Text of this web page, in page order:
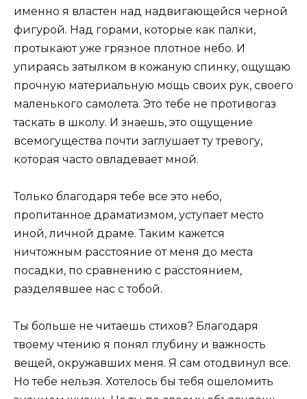
именно я властен над надвигающейся черной
фигурой. Над горами, которые как палки,
протыкают уже грязное плотное небо. И
упираясь затылком в кожаную спинку, ощущаю
прочную материальную мощь своих рук, своего
маленького самолета. Это тебе не противогаз
таскать в школу. И знаешь, это ощущение
всемогущества почти заглушает ту тревогу,
которая часто овладевает мной.
Только благодаря тебе все это небо,
пропитанное драматизмом, уступает место
иной, личной драме. Таким кажется
ничтожным расстояние от меня до места
посадки, по сравнению с расстоянием,
разделявшее нас с тобой.
Ты больше не читаешь стихов? Благодаря
твоему чтению я понял глубину и важность
вещей, окружавших меня. Я сам отодвинул все.
Но тебе нельзя. Хотелось бы тебя ошеломить